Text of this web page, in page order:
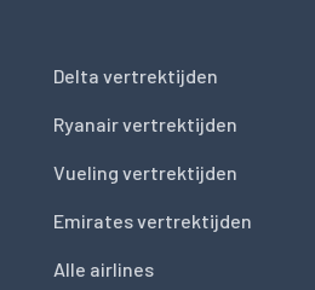
Delta vertrektijden
Ryanair vertrektijden
Vueling vertrektijden
Emirates vertrektijden
Alle airlines